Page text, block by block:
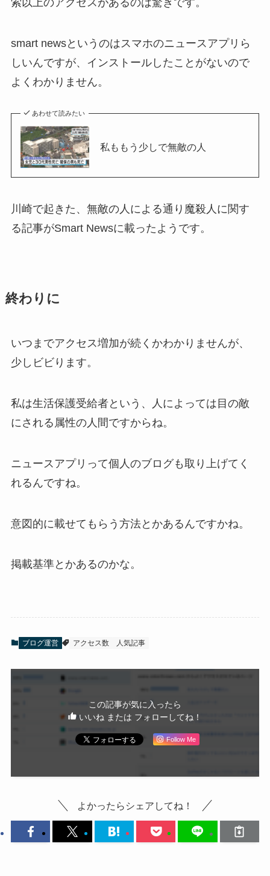
索以上のアクセスがあるのは驚きです。
smart newsというのはスマホのニュースアプリら
しいんですが、インストールしたことがないので
よくわかりません。
あわせて読みたい
私ももう少しで無敵の人
川崎で起きた、無敵の人による通り魔殺人に関す
る記事がSmart Newsに載ったようです。
終わりに
いつまでアクセス増加が続くかわかりませんが、
少しビビります。
私は生活保護受給者という、人によっては目の敵
にされる属性の人間ですからね。
ニュースアプリって個人のブログも取り上げてく
れるんですね。
意図的に載せてもらう方法とかあるんですかね。
掲載基準とかあるのかな。
ブログ運営 アクセス数 人気記事
この記事が気に入ったら
いいね または フォローしてね！
Follow Me
よかったらシェアしてね！